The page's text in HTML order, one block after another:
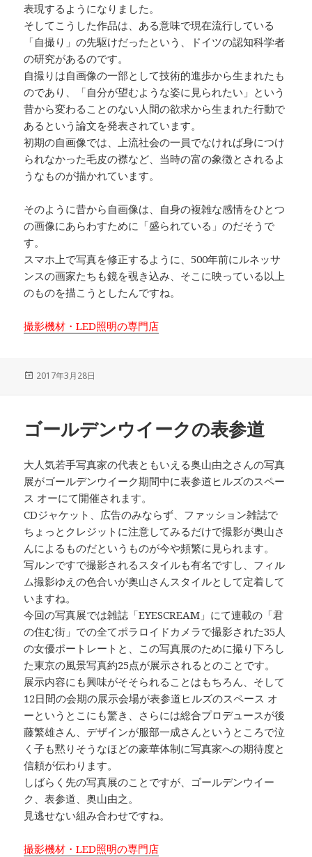
表現するようになりました。
そしてこうした作品は、ある意味で現在流行している
「自撮り」の先駆けだったという、ドイツの認知科学者
の研究があるのです。
自撮りは自画像の一部として技術的進歩から生まれたも
のであり、「自分が望むような姿に見られたい」という
昔から変わることのない人間の欲求から生まれた行動で
あるという論文を発表されています。
初期の自画像では、上流社会の一員でなければ身につけ
られなかった毛皮の襟など、当時の富の象徴とされるよ
うなものが描かれています。
そのように昔から自画像は、自身の複雑な感情をひとつ
の画像にあらわすために「盛られている」のだそうで
す。
スマホ上で写真を修正するように、500年前にルネッサ
ンスの画家たちも鏡を覗き込み、そこに映っている以上
のものを描こうとしたんですね。
撮影機材・LED照明の専門店
投
2017年3月28日
ゴールデンウイークの表参道
大人気若手写真家の代表ともいえる奥山由之さんの写真
展がゴールデンウイーク期間中に表参道ヒルズのスペー
ス オーにて開催されます。
CDジャケット、広告のみならず、ファッション雑誌で
ちょっとクレジットに注意してみるだけで撮影が奥山さ
んによるものだというものが今や頻繁に見られます。
写ルンですで撮影されるスタイルも有名ですし、フィル
ム撮影ゆえの色合いが奥山さんスタイルとして定着して
いますね。
今回の写真展では雑誌「EYESCREAM」にて連載の「君
の住む街」での全てポラロイドカメラで撮影された35人
の女優ポートレートと、この写真展のために撮り下ろし
た東京の風景写真約25点が展示されるとのことです。
展示内容にも興味がそそられることはもちろん、そして
12日間の会期の展示会場が表参道ヒルズのスペース オ
ーというとこにも驚き、さらには総合プロデュースが後
藤繁雄さん、デザインが服部一成さんというところで泣
く子も黙りそうなほどの豪華体制に写真家への期待度と
信頼が伝わります。
しばらく先の写真展のことですが、ゴールデンウイー
ク、表参道、奥山由之。
見逃せない組み合わせですね。
撮影機材・LED照明の専門店